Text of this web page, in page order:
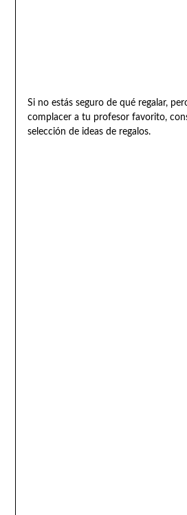
Si no estás seguro de qué regalar,
complacer a tu profesor favorito,
selección de ideas de regalos.